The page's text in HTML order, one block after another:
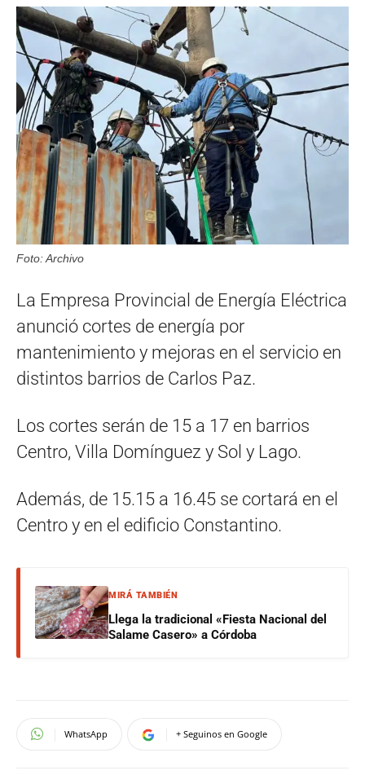
Foto: Archivo
La Empresa Provincial de Energía Eléctrica
anunció cortes de energía por
mantenimiento y mejoras en el servicio en
distintos barrios de Carlos Paz.
Los cortes serán de 15 a 17 en barrios
Centro, Villa Domínguez y Sol y Lago.
Además, de 15.15 a 16.45 se cortará en el
Centro y en el edificio Constantino.
MIRÁ TAMBIÉN
Llega la tradicional «Fiesta Nacional del
Salame Casero» a Córdoba
WhatsApp + Seguinos en Google